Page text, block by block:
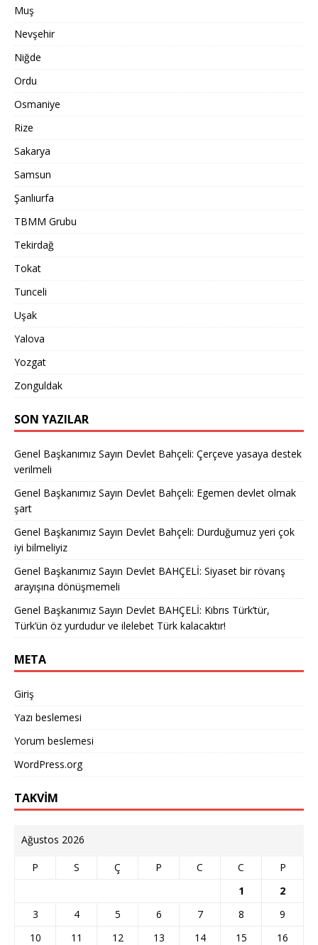
Muş
Nevşehir
Niğde
Ordu
Osmaniye
Rize
Sakarya
Samsun
Şanlıurfa
TBMM Grubu
Tekirdağ
Tokat
Tunceli
Uşak
Yalova
Yozgat
Zonguldak
SON YAZILAR
Genel Başkanımız Sayın Devlet Bahçeli: Çerçeve yasaya destek
verilmeli
Genel Başkanımız Sayın Devlet Bahçeli: Egemen devlet olmak
şart
Genel Başkanımız Sayın Devlet Bahçeli: Durduğumuz yeri çok
iyi bilmeliyiz
Genel Başkanımız Sayın Devlet BAHÇELİ: Siyaset bir rövanş
arayışına dönüşmemeli
Genel Başkanımız Sayın Devlet BAHÇELİ: Kıbrıs Türk’tür,
Türk’ün öz yurdudur ve ilelebet Türk kalacaktır!
META
Giriş
Yazı beslemesi
Yorum beslemesi
WordPress.org
TAKVİM
Ağustos 2026
P S Ç P C C
P
1
2
3
4 5 6 7 8
9
10
11 12 13 14 15
16